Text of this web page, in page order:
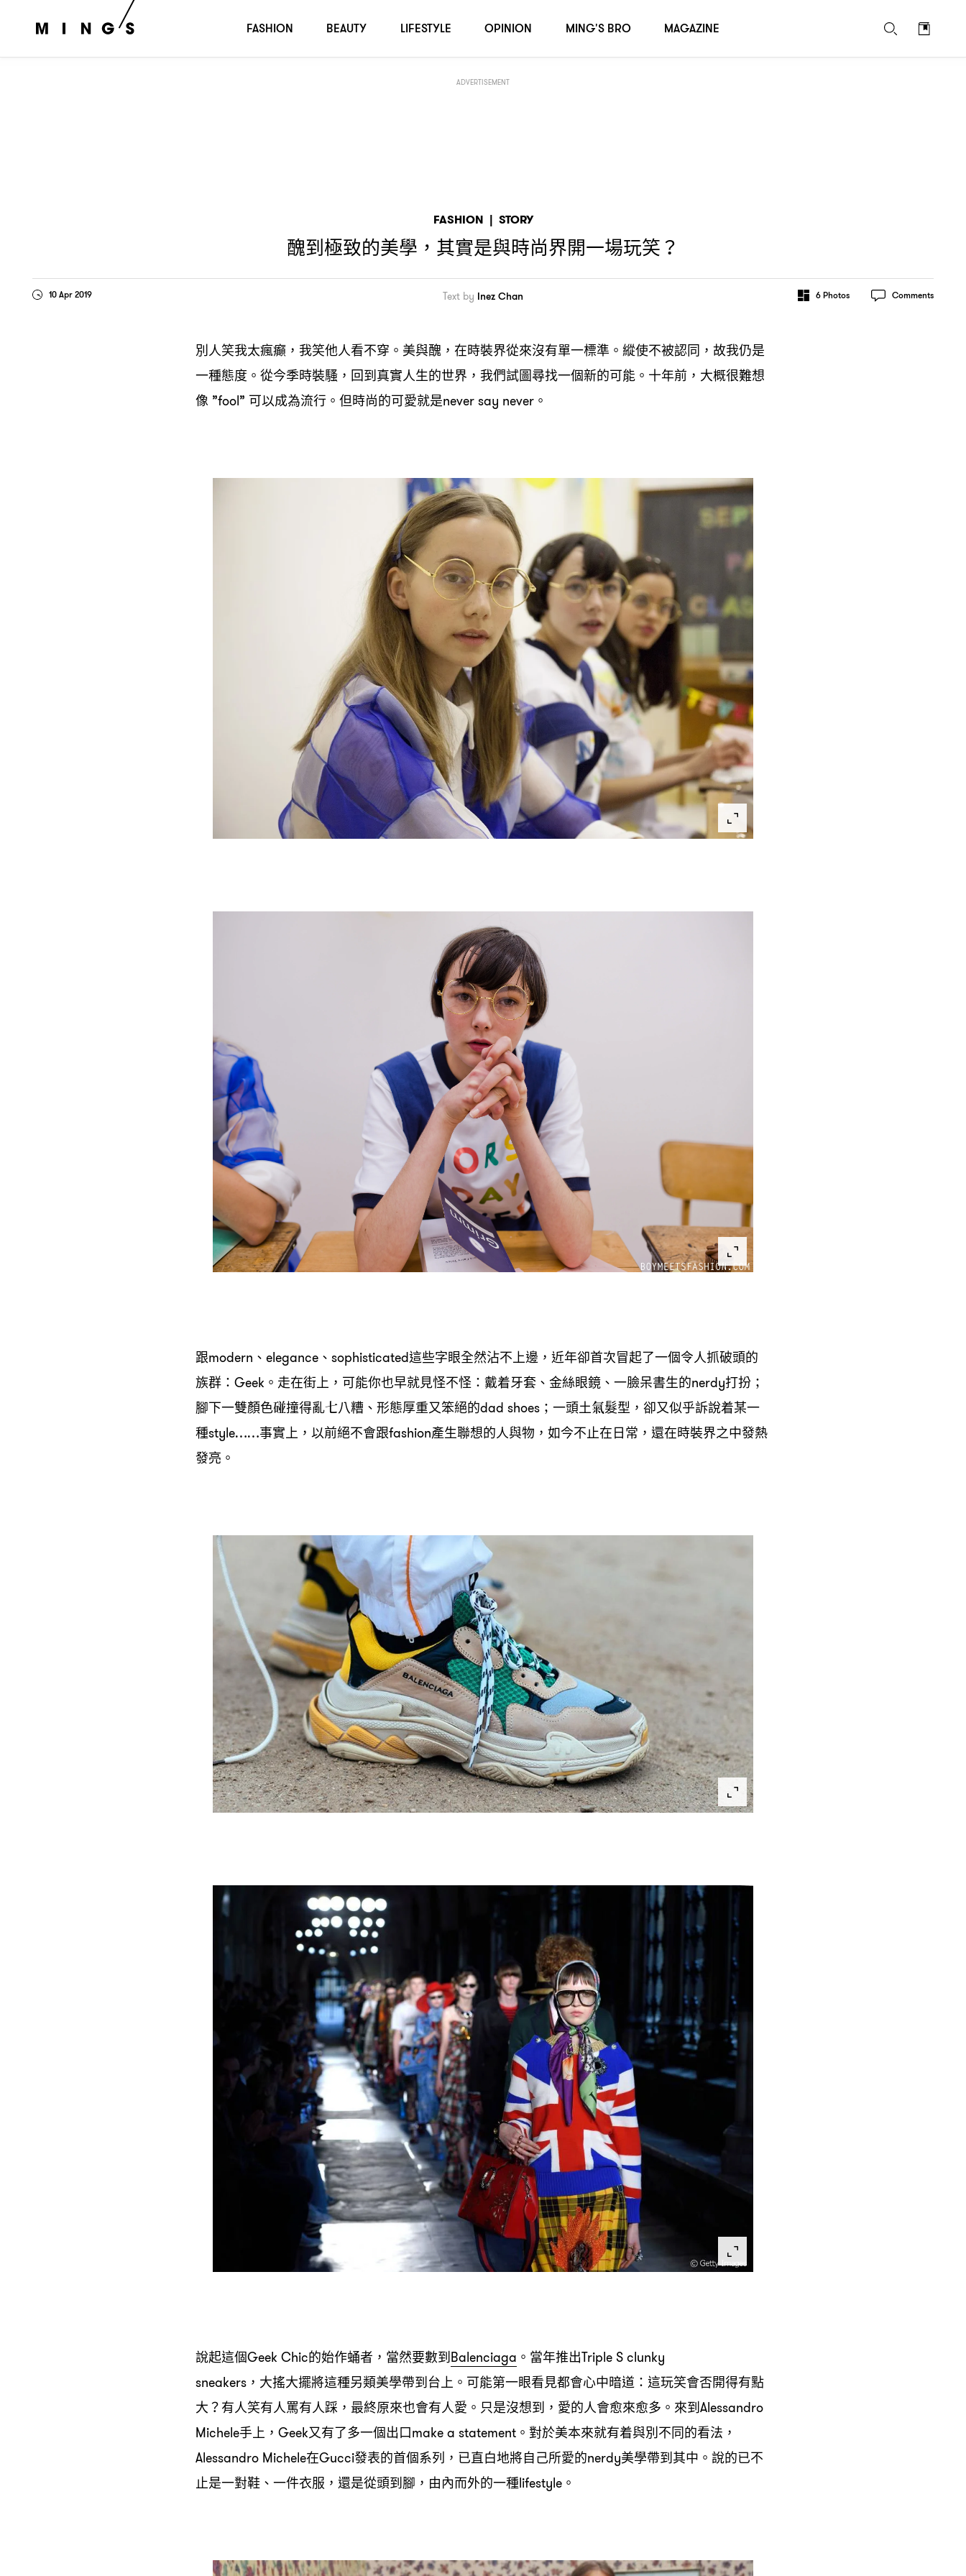
ADVERTISEMENT
FASHION | STORY
醜到極致的美學 ， 其實是與時尚界開一場玩笑 ？
10 Apr 2019 Text by Inez Chan 6Photos Comments
別人笑我太瘋癲 ， 我笑他人看不穿。美與醜 ， 在時裝界從來沒有單一標準。縱使不被認同 ， 故我仍是
一種態度。從今季時裝騷 ， 回到真實人生的世界 ， 我們試圖尋找一個新的可能。十年前 ， 大概很難想
像 ”fool” 可以成為流行。但時尚的可愛就是never say never 。
跟modern 、 elegance 、 sophisticated這些字眼全然沾不上邊 ， 近年卻首次冒起了一個令人抓破頭的
族群 ：Geek 。走在街上 ， 可能你也早就見怪不怪 ： 戴着牙套、金絲眼鏡、一臉呆書生的nerdy打扮 ；
腳下一雙顏色碰撞得亂七八糟、形態厚重又笨絕的dad shoes； 一頭土氣髮型 ， 卻又似乎訴說着某一
種style……事實上 ， 以前絕不會跟fashion產生聯想的人與物 ， 如今不止在日常 ， 還在時裝界之中發熱
發亮。
說起這個Geek Chic的始作蛹者 ， 當然要數到Balenciaga 。當年推出Triple S clunky
sneakers， 大搖大擺將這種另類美學帶到台上。可能第一眼看見都會心中暗道 ： 這玩笑會否開得有點
大？有人笑有人罵有人踩 ， 最終原來也會有人愛。只是沒想到 ， 愛的人會愈來愈多。來到Alessandro
Michele手上 ，Geek又有了多一個出口make a statement 。對於美本來就有着與別不同的看法 ，
Alessandro Michele在Gucci發表的首個系列 ， 已直白地將自己所愛的nerdy美學帶到其中。說的已不
止是一對鞋、一件衣服 ， 還是從頭到腳 ， 由內而外的一種lifestyle 。
FASHION BEAUTY LIFESTYLE OPINION MING'S BRO MAGAZINE
醜到極致的美學 ？